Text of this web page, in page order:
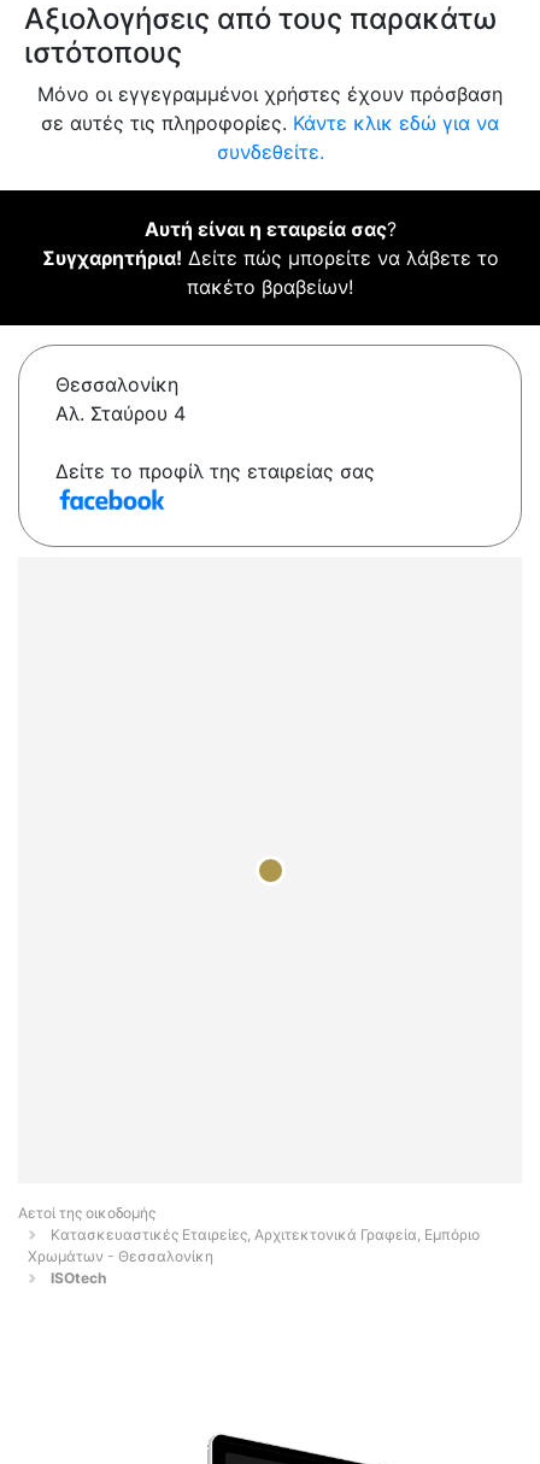
Αξιολογήσεις από τους παρακάτω
ιστότοπους
Μόνο οι εγγεγραμμένοι χρήστες έχουν πρόσβαση
σε αυτές τις πληροφορίες. Κάντε κλικ εδώ για να
συνδεθείτε.
Αυτή είναι η εταιρεία σας?
Συγχαρητήρια! Δείτε πώς μπορείτε να λάβετε το
πακέτο βραβείων!
Θεσσαλονίκη
Αλ. Σταύρου 4
Δείτε το προφίλ της εταιρείας σας
Αετοί της οικοδομής
Κατασκευαστικές Εταιρείες, Αρχιτεκτονικά Γραφεία, Εμπόριο
Χρωμάτων - Θεσσαλονίκη
ISOtech